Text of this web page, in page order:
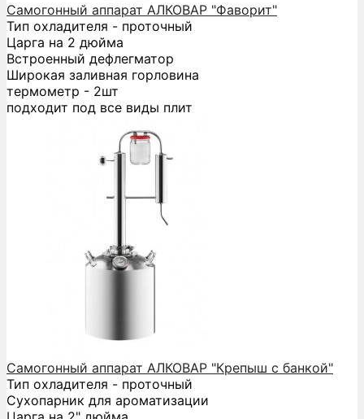
Самогонный аппарат АЛКОВАР "Фаворит"
Тип охладителя - проточный
Царга на 2 дюйма
Встроенный дефлегматор
Широкая заливная горловина
термометр - 2шт
подходит под все виды плит
Самогонный аппарат АЛКОВАР "Крепыш с банкой"
Тип охладителя - проточный
Сухопарник для ароматизации